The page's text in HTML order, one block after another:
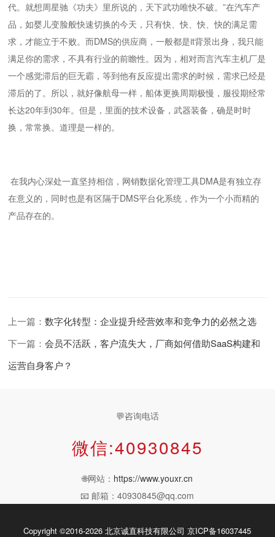
代。就想周星驰《功夫》里所说的，天下武功唯快不破。”在汽车产
品，如婴儿变脸般快速切换的今天，只有快、快、快、快的满足需
求，才能立于不败。而DMS的供应商，一般都是it背景出身，我只能
满足你的需求，不具有行业的前瞻性。因为，相对而言汽车主机厂是
一个感觉滞后的巨无霸，等到他有反应提出需求的时候，需求已经是
滞后的了。所以，就好像航母一样，船体更换周期极慢，服役期经常
长达20年到30年。但是，里面的技术设备，武器装备，确是时时
换，常常换。道理是一样的。
在我内心深处一直坚持相信，网销数据化管理工具DMA是有独立存
在意义的，同时也是有区隔于DMS平台化系统，作为一个小而精的
产品存在的。
上一篇：数字化转型：企业提升经营效率和竞争力的必然之选
下一篇：会员不活跃，客户流失大，厂商如何借助SaaS构建和
运营自身客户？
💬咨询电话
微信:40930845
🌐网站： https://www.youxr.cn
📧 邮箱：40930845@qq.com
Copyright ©2016-2026 北京诚直科技有限公司京ICP备16037445